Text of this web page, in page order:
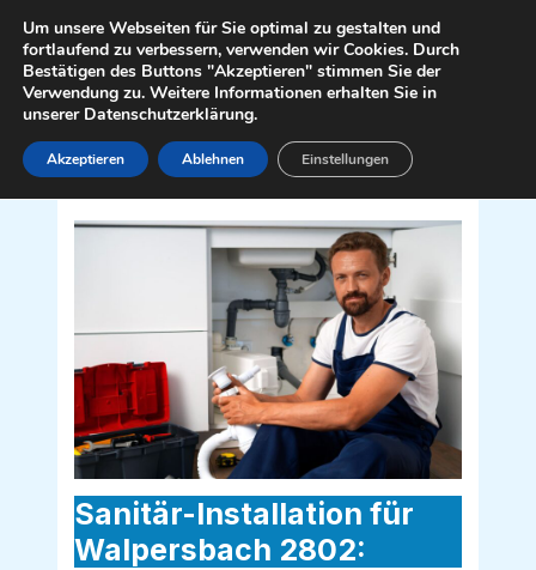
Inhalt
springen
Sanitär Installateur für Walpersbach
Sanitär-Installation für
Walpersbach 2802:
Um unsere Webseiten für Sie optimal zu gestalten und
fortlaufend zu verbessern, verwenden wir Cookies. Durch
Bestätigen des Buttons "Akzeptieren" stimmen Sie der
Verwendung zu. Weitere Informationen erhalten Sie in
unserer Datenschutzerklärung.
Akzeptieren Ablehnen Einstellungen